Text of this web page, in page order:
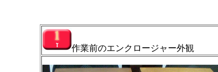
作業前のエンクロージャー外観